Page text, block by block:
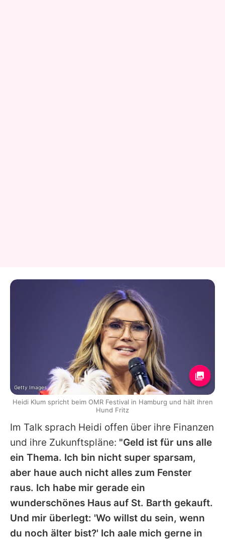
Im Talk sprach Heidi offen über ihre Finanzen
und ihre Zukunftspläne: "Geld ist für uns alle
ein Thema. Ich bin nicht super sparsam,
aber haue auch nicht alles zum Fenster
raus. Ich habe mir gerade ein
wunderschönes Haus auf St. Barth gekauft.
Und mir überlegt: 'Wo willst du sein, wenn
du noch älter bist?' Ich aale mich gerne in
Getty Images
Heidi Klum spricht beim OMR Festival in Hamburg und hält ihren
Hund Fritz